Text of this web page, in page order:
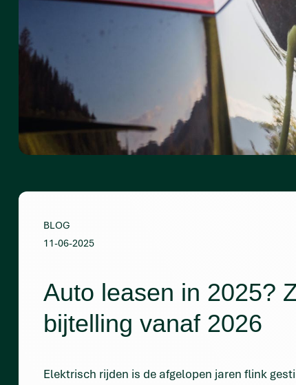
BLOG
11-06-2025
Auto leasen in 2025?
bijtelling vanaf 2026
Elektrisch rijden is de afgelopen jaren flink